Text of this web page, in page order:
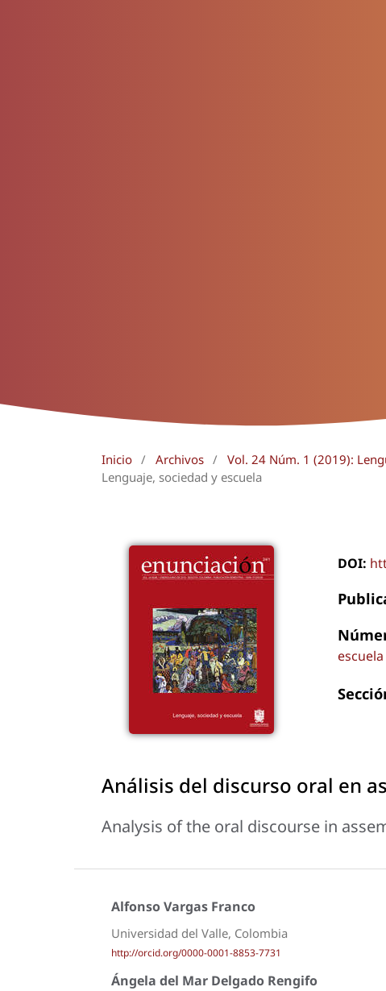
Inicio / Archivos / Vol. 24 Núm. 1 (2019):
Lenguaje, sociedad y escuela
DOI:
escuela
Análisis del discurso oral en
Analysis of the oral discourse in
Alfonso Vargas Franco
Universidad del Valle, Colombia
http://orcid.org/0000-0001-8853-7731
Ángela del Mar Delgado Rengifo